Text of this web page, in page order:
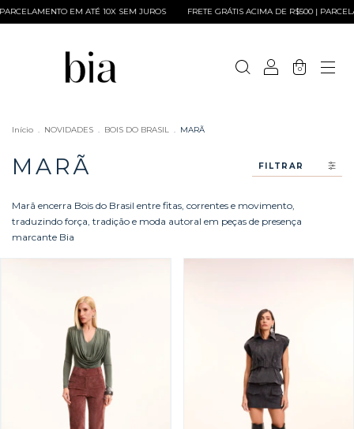
EM ATÉ 10X SEM JUROS FRETE GRÁTIS ACIMA DE R$500 |
0
Início . NOVIDADES . BOIS DO BRASIL . MARÃ
MARÃ FILTRAR
Marã encerra Bois do Brasil entre fitas, correntes e movimento,
traduzindo força, tradição e moda autoral em peças de presença
marcante Bia